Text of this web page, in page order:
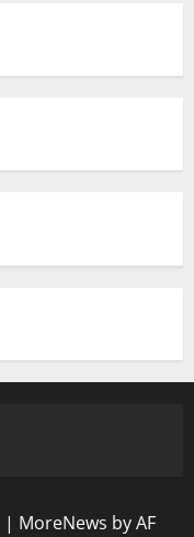
| MoreNews by AF